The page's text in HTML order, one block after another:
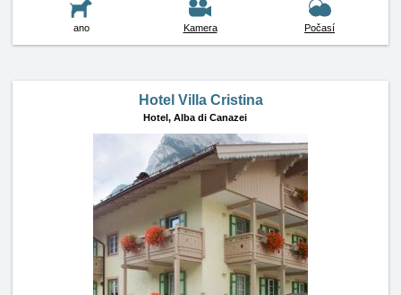
ano Kamera Počasí
Hotel Villa Cristina
Hotel, Alba di Canazei